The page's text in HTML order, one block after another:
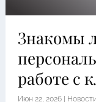
Знакомы
работе с
Июн 22, 2026|